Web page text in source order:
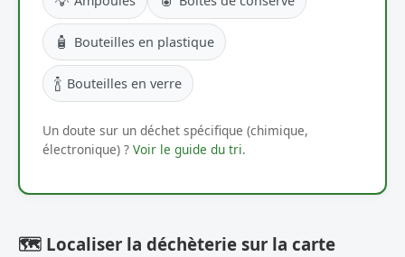
🧴 Bouteilles en plastique
🍾 Bouteilles en verre
Un doute sur un déchet spécifique (chimique,
électronique) ? Voir le guide du tri.
🗺️ Localiser la déchèterie sur la carte